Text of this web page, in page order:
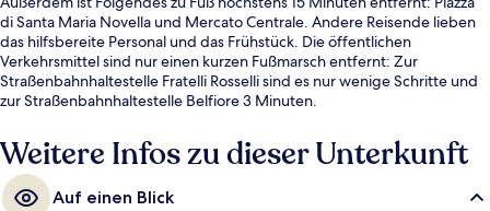
di Santa Maria Novella und Mercato Centrale. Andere Reisende lieben
das hilfsbereite Personal und das Frühstück. Die öffentlichen
Verkehrsmittel sind nur einen kurzen Fußmarsch entfernt: Zur
Straßenbahnhaltestelle Fratelli Rosselli sind es nur wenige Schritte und
zur Straßenbahnhaltestelle Belfiore 3 Minuten.
Weitere Infos zu dieser Unterkunft
Auf einen Blick